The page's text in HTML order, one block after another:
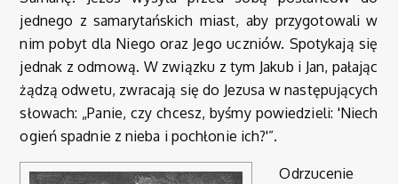
jednego z samarytańskich miast, aby przygotowali w
nim pobyt dla Niego oraz Jego uczniów. Spotykają się
jednak z odmową. W związku z tym Jakub i Jan, pałając
żądzą odwetu, zwracają się do Jezusa w następujących
słowach: „Panie, czy chcesz, byśmy powiedzieli: 'Niech
ogień spadnie z nieba i pochłonie ich?'”.
Odrzucenie